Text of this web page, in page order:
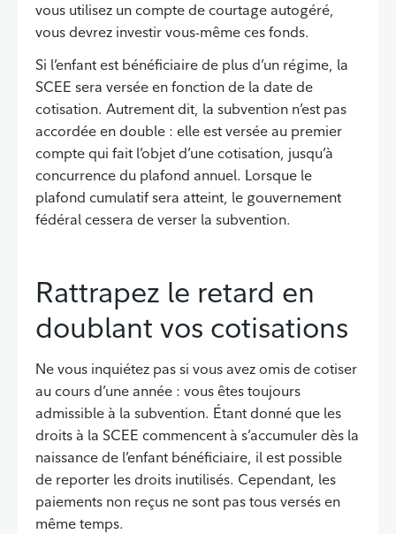
vous utilisez un compte de courtage autogéré,
vous devrez investir vous-même ces fonds.
Si l’enfant est bénéficiaire de plus d’un régime, la
SCEE sera versée en fonction de la date de
cotisation. Autrement dit, la subvention n’est pas
accordée en double : elle est versée au premier
compte qui fait l’objet d’une cotisation, jusqu’à
concurrence du plafond annuel. Lorsque le
plafond cumulatif sera atteint, le gouvernement
fédéral cessera de verser la subvention.
Rattrapez le retard en
doublant vos cotisations
Ne vous inquiétez pas si vous avez omis de cotiser
au cours d’une année : vous êtes toujours
admissible à la subvention. Étant donné que les
droits à la SCEE commencent à s’accumuler dès la
naissance de l’enfant bénéficiaire, il est possible
de reporter les droits inutilisés. Cependant, les
paiements non reçus ne sont pas tous versés en
même temps.